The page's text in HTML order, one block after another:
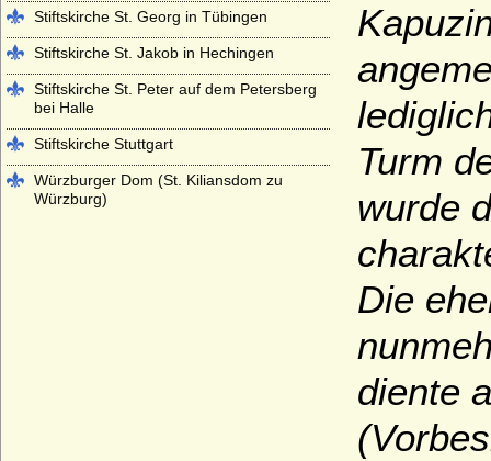
Turm
wurde
Die
diente
Stiftskirche St. Georg in Tübingen
Stiftskirche St. Jakob in Hechingen
Stiftskirche St. Peter auf dem Petersberg
bei Halle
Stiftskirche Stuttgart
Würzburger Dom (St. Kiliansdom zu
Würzburg)